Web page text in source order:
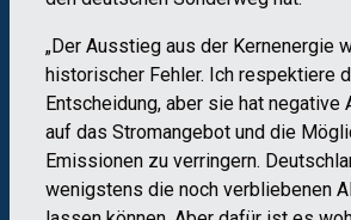
„Der Ausstieg aus der Kernenergie
historischer Fehler. Ich respektiere
Entscheidung, aber sie hat negative
auf das Stromangebot und die
Emissionen zu verringern.
wenigstens die noch verbliebenen